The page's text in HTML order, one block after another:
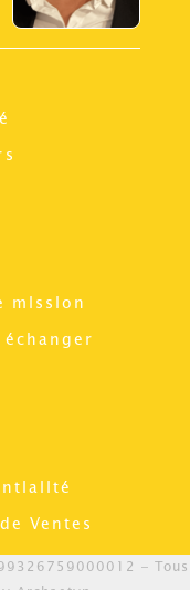
mission
échanger
Ventes
–
Tous